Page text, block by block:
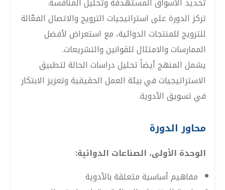
تركز الدورة على استراتيجيات الترويج والاتصال الفعّالة
للترويج للمنتجات الدوائية، مع استعراض لأفضل
الممارسات والامتثال للقوانين والتشريعات.
يشمل المنهج أيضاً تحليل دراسات الحالة لتطبيق
الاستراتيجيات في بيئة العمل الحقيقية وتعزيز الابتكار
في تسويق الأدوية.
محاور الدورة
الوحدة الأولى، الصناعات الدوائية:
مفاهيم أساسية متعلقة بالأدوية